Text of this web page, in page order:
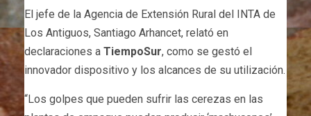
El jefe de la Agencia de Extensión Rural del INTA de
Los Antiguos, Santiago Arhancet, relató en
declaraciones a TiempoSur, como se gestó el
innovador dispositivo y los alcances de su utilización.
“Los golpes que pueden sufrir las cerezas en las